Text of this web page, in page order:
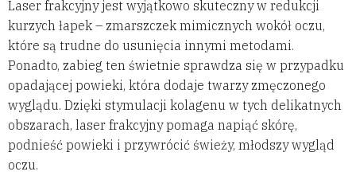
Laser frakcyjny jest wyjątkowo skuteczny w redukcji
kurzych łapek – zmarszczek mimicznych wokół oczu,
które są trudne do usunięcia innymi metodami.
Ponadto, zabieg ten świetnie sprawdza się w przypadku
opadającej powieki, która dodaje twarzy zmęczonego
wyglądu. Dzięki stymulacji kolagenu w tych delikatnych
obszarach, laser frakcyjny pomaga napiąć skórę,
podnieść powieki i przywrócić świeży, młodszy wygląd
oczu.